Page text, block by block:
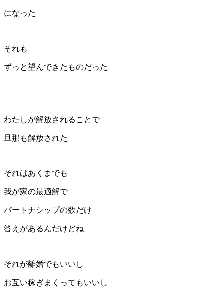
になった
それも
ずっと望んできたものだった
わたしが解放されることで
旦那も解放された
それはあくまでも
我が家の最適解で
パートナシップの数だけ
答えがあるんだけどね
それが離婚でもいいし
お互い稼ぎまくってもいいし